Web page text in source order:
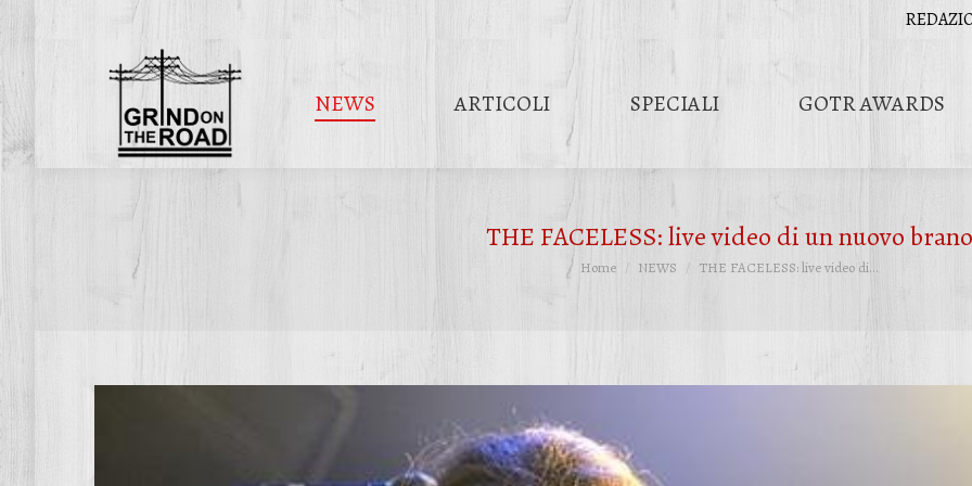
NEWS ARTICOLI SPECIALI GOTR AWARDS
THE FACELESS: live video di un nuovo brano
Tu sei qui:
Home NEWS THE FACELESS: live video di…